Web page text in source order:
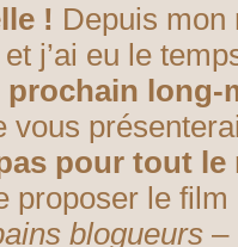
! Depuis
et j’ai eu le
prochain long-
vous
pour tout le
proposer le
blogueurs –